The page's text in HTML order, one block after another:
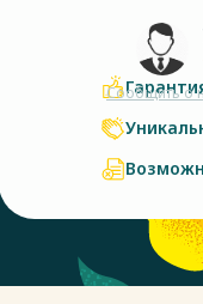
Сообщить о